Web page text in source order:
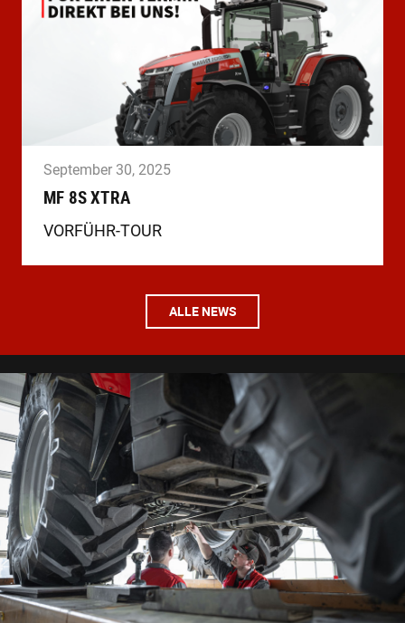
September 30, 2025
MF 8S XTRA
VORFÜHR-TOUR
ALLE NEWS